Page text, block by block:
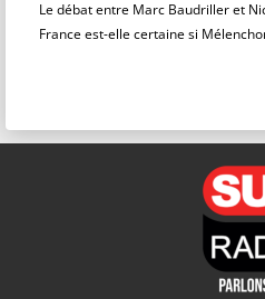
Le débat entre Marc Baudriller et
France est-elle certaine si